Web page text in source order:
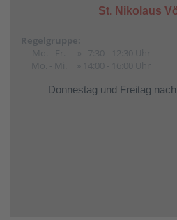
St. Nikolaus
Regelgruppe:
Mo. - Fr.
» 7:30 - 12:30 Uhr
Mo. - Mi.
» 14:00 - 16:00 Uhr
Donnestag und Freitag